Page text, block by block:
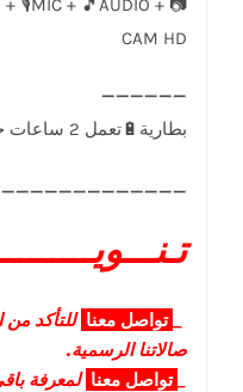
🎙️MIC + 🎵AUDIO + 📷
CAM HD
تواصل معنا للتأكد
صالاتنا الرسمية.
تواصل معنا لمعرفة